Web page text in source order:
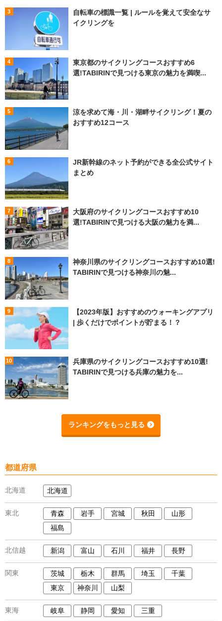
自転車の標識一覧 | ルールを覚えて安全なサ
イクリングを
東京都のサイクリングコースおすすめ6
選!TABIRINで見つける東京の魅力を満喫...
涼を求めて海・川・湖畔サイクリング！夏の
おすすめ12コース
JR新幹線のネット予約ができる全公式サイト
まとめ
大阪府のサイクリングコースおすすめ10
選!TABIRINで見つける大阪の魅力を満...
神奈川県のサイクリングコースおすすめ10選!
TABIRINで見つける神奈川の魅...
【2023年版】おすすめのウォーキングアプリ
| 歩くだけでポイントが貯まる！？
兵庫県のサイクリングコースおすすめ10選!
TABIRINで見つける兵庫の魅力を...
ランキングをもっと見る
都道府県
北海道 北海道
東北 青森 岩手 宮城 秋田
山形
福島
北信越 新潟 富山 石川 福井 長野
関東 茨城 栃木 群馬 埼玉
千葉
東京
神奈川 山梨
東海 岐阜 静岡 愛知 三重